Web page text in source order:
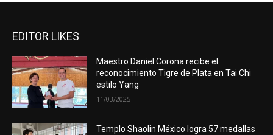
EDITOR LIKES
Maestro Daniel Corona recibe el
reconocimiento Tigre de Plata en Tai Chi
estilo Yang
11/03/2025
Templo Shaolin México logra 57 medallas